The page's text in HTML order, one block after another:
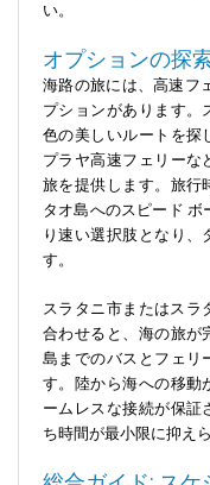
い。
オプションの探
海路の旅には、高速フ
プションがあります。
色の美しいルートを探
プラヤ高速フェリーな
旅を提供します。旅行
タオ島へのスピード ボ
り速い選択肢となり、
す。
スラタニ市またはスラ
合わせると、海の旅が
島までのバスとフェリ
す。陸から海への移動
ームレスな接続が保証
ち時間が最小限に抑え